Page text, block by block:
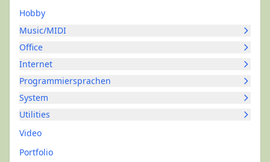
Hobby
Music/MIDI
Office
Internet
Programmiersprachen
System
Utilities
Video
Portfolio